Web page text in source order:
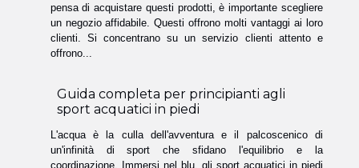
pensa di acquistare questi prodotti, è importante scegliere
un negozio affidabile. Questi offrono molti vantaggi ai loro
clienti. Si concentrano su un servizio clienti attento e
offrono...
Guida completa per principianti agli
sport acquatici in piedi
L'acqua è la culla dell'avventura e il palcoscenico di
un'infinità di sport che sfidano l'equilibrio e la
coordinazione. Immersi nel blu, gli sport acquatici in piedi